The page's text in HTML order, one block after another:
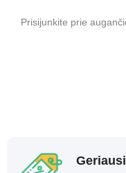
Prisijunkite prie